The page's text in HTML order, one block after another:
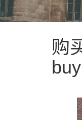
购